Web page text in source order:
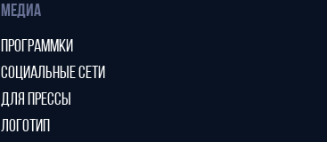
МЕДИА
ПРОГРАММКИ
СОЦИАЛЬНЫЕ СЕТИ
ДЛЯ ПРЕССЫ
ЛОГОТИП